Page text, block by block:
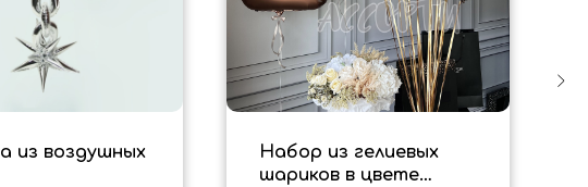
из воздушных
Набор из гелиевых
шариков в цвете